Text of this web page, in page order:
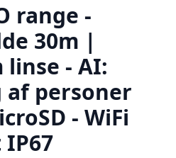
range -
30m |
linse - AI:
personer
- WiFi